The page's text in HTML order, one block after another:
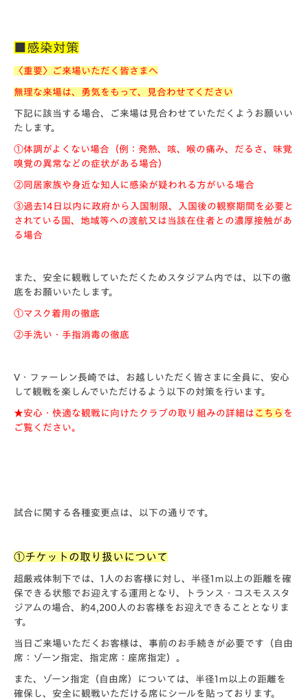
■感染対策
〈重要〉ご来場いただく皆さまへ
無理な来場は、勇気をもって、見合わせてください
下記に該当する場合、ご来場は見合わせていただくようお願いい
たします。
①体調がよくない場合（例：発熱、咳、喉の痛み、だるさ、味覚
嗅覚の異常などの症状がある場合）
②同居家族や身近な知人に感染が疑われる方がいる場合
③過去14日以内に政府から入国制限、入国後の観察期間を必要と
されている国、地域等への渡航又は当該在住者との濃厚接触があ
る場合
また、安全に観戦していただくためスタジアム内では、以下の徹
底をお願いいたします。
①マスク着用の徹底
②手洗い・手指消毒の徹底
V・ファーレン長崎では、お越しいただく皆さまに全員に、安心
して観戦を楽しんでいただけるよう以下の対策を行います。
★安心・快適な観戦に向けたクラブの取り組みの詳細は こちら を
ご覧ください。
試合に関する各種変更点は、以下の通りです。
①チケットの取り扱いについて
超厳戒体制下では、1人のお客様に対し、半径1ｍ以上の距離を確
保できる状態でお迎えする運用となり、トランス・コスモススタ
ジアムの場合、約4,200人のお客様をお迎えできることとなりま
す。
当日ご来場いただくお客様は、事前のお手続きが必要です（自由
席：ゾーン指定、指定席：座席指定）。
また、ゾーン指定（自由席）については、半径1ｍ以上の距離を
確保し、安全に観戦いただける席にシールを貼っております。